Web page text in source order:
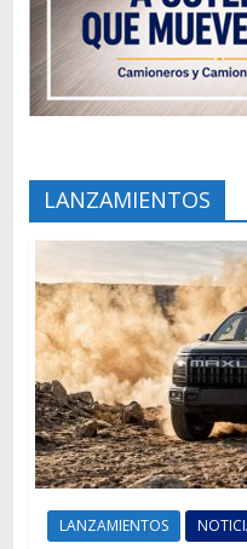
LANZAMIENTOS
LANZAMIENTOS